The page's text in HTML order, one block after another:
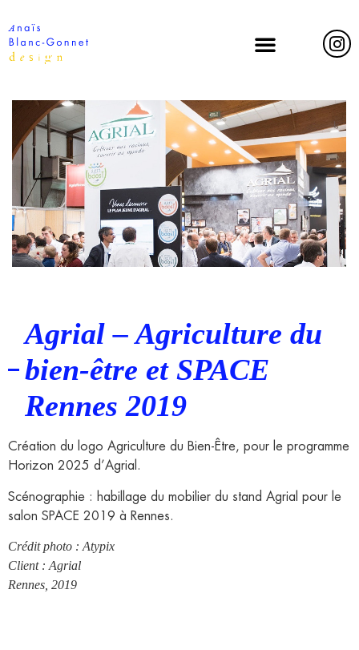
Agrial – Agriculture du
bien-être et SPACE
Rennes 2019
Création du logo Agriculture du Bien-Être, pour le programme
Horizon 2025 d’Agrial.
Scénographie : habillage du mobilier du stand Agrial pour le
salon SPACE 2019 à Rennes.
Crédit photo : Atypix
Client : Agrial
Rennes, 2019